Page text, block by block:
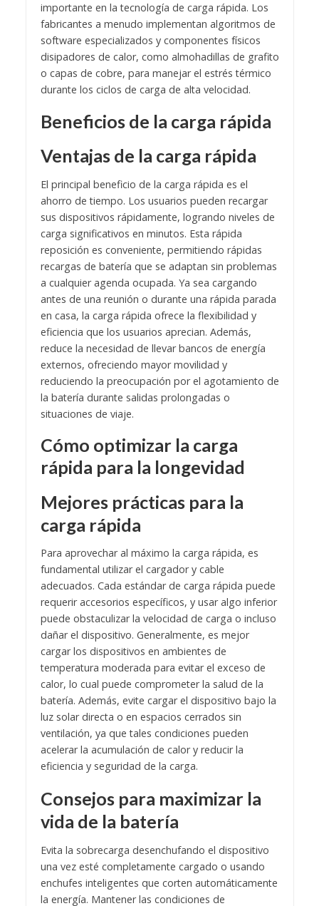
importante en la tecnología de carga rápida. Los
fabricantes a menudo implementan algoritmos de
software especializados y componentes físicos
disipadores de calor, como almohadillas de grafito
o capas de cobre, para manejar el estrés térmico
durante los ciclos de carga de alta velocidad.
Beneficios de la carga rápida
Ventajas de la carga rápida
El principal beneficio de la carga rápida es el
ahorro de tiempo. Los usuarios pueden recargar
sus dispositivos rápidamente, logrando niveles de
carga significativos en minutos. Esta rápida
reposición es conveniente, permitiendo rápidas
recargas de batería que se adaptan sin problemas
a cualquier agenda ocupada. Ya sea cargando
antes de una reunión o durante una rápida parada
en casa, la carga rápida ofrece la flexibilidad y
eficiencia que los usuarios aprecian. Además,
reduce la necesidad de llevar bancos de energía
externos, ofreciendo mayor movilidad y
reduciendo la preocupación por el agotamiento de
la batería durante salidas prolongadas o
situaciones de viaje.
Cómo optimizar la carga
rápida para la longevidad
Mejores prácticas para la
carga rápida
Para aprovechar al máximo la carga rápida, es
fundamental utilizar el cargador y cable
adecuados. Cada estándar de carga rápida puede
requerir accesorios específicos, y usar algo inferior
puede obstaculizar la velocidad de carga o incluso
dañar el dispositivo. Generalmente, es mejor
cargar los dispositivos en ambientes de
temperatura moderada para evitar el exceso de
calor, lo cual puede comprometer la salud de la
batería. Además, evite cargar el dispositivo bajo la
luz solar directa o en espacios cerrados sin
ventilación, ya que tales condiciones pueden
acelerar la acumulación de calor y reducir la
eficiencia y seguridad de la carga.
Consejos para maximizar la
vida de la batería
Evita la sobrecarga desenchufando el dispositivo
una vez esté completamente cargado o usando
enchufes inteligentes que corten automáticamente
la energía. Mantener las condiciones de